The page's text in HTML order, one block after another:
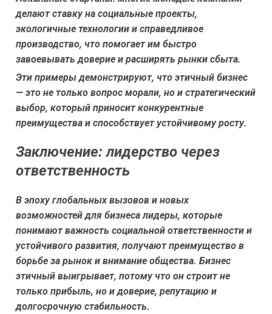
делают ставку на социальные проекты,
экологичные технологии и справедливое
производство, что помогает им быстро
завоевывать доверие и расширять рынки сбыта.
Эти примеры демонстрируют, что этичный бизнес
— это не только вопрос морали, но и стратегический
выбор, который приносит конкурентные
преимущества и способствует устойчивому росту.
Заключение: лидерство через
ответственность
В эпоху глобальных вызовов и новых
возможностей для бизнеса лидеры, которые
понимают важность социальной ответственности и
устойчивого развития, получают преимущество в
борьбе за рынок и внимание общества. Бизнес
этичный выигрывает, потому что он строит не
только прибыль, но и доверие, репутацию и
долгосрочную стабильность.